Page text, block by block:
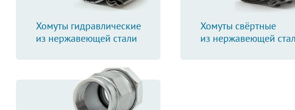
Хомуты гидравлические
из нержавеющей стали
Хомуты свёртные
из нержавеющей